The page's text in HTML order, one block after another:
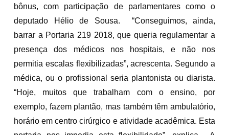
bônus, com participação de parlamentares como o
deputado Hélio de Sousa. “Conseguimos, ainda,
barrar a Portaria 219 2018, que queria regulamentar a
presença dos médicos nos hospitais, e não nos
permitia escalas flexibilizadas”, acrescenta. Segundo a
médica, ou o profissional seria plantonista ou diarista.
“Hoje, muitos que trabalham com o ensino, por
exemplo, fazem plantão, mas também têm ambulatório,
horário em centro cirúrgico e atividade acadêmica. Esta